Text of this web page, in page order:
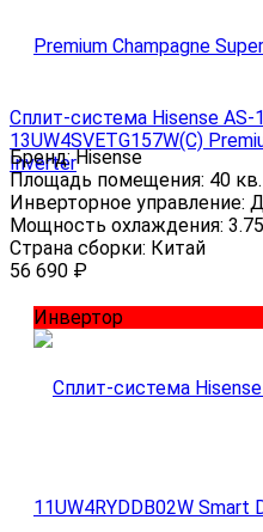
Сплит-система Hisense AS-
13UW4SVETG157W(С)
Inverter
Бренд:Hisense
Площадь помещения: 40
Инверторное управление:
Мощность охлаждения:
Страна сборки: Китай
56 690 ₽
Инвертор